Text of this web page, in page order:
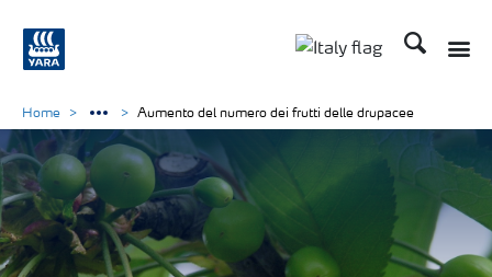
Cerca
Home Aumento del numero dei frutti delle drupacee